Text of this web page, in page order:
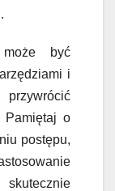
być
i
Pamiętaj o
postępu,